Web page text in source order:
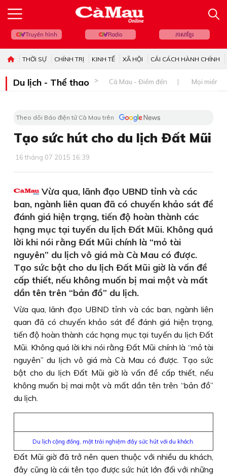
Truyền hình Radio ភាសាខ្មែរ
THỜI SỰ CHÍNH TRỊ KINH TẾ XÃ HỘI CẢI CÁCH HÀNH CHÍNH
Du lịch - Thể thao Cà Mau - Điểm đến Mọi miền
Theo dõi Báo điện tử Cà Mau trên
Tạo sức hút cho du lịch Ðất Mũi
16 tháng 07 2015 16:39
Vừa qua, lãnh đạo UBND tỉnh và các
ban, ngành liên quan đã có chuyến khảo sát để
đánh giá hiện trạng, tiến độ hoàn thành các
hạng mục tại tuyến du lịch Ðất Mũi. Không quá
lời khi nói rằng Ðất Mũi chính là “mỏ tài
nguyên” du lịch vô giá mà Cà Mau có được.
Tạo sức bật cho du lịch Ðất Mũi giờ là vấn đề
cấp thiết, nếu không muốn bị mai một và mất
dần tên trên “bản đồ” du lịch.
Vừa qua, lãnh đạo UBND tỉnh và các ban, ngành liên
quan đã có chuyến khảo sát để đánh giá hiện trạng,
tiến độ hoàn thành các hạng mục tại tuyến du lịch Ðất
Mũi. Không quá lời khi nói rằng Ðất Mũi chính là “mỏ tài
nguyên” du lịch vô giá mà Cà Mau có được. Tạo sức
bật cho du lịch Ðất Mũi giờ là vấn đề cấp thiết, nếu
không muốn bị mai một và mất dần tên trên “bản đồ”
du lịch.
Du lịch cộng đồng, một trải nghiệm đầy sức hút với du khách.
Ðất Mũi giờ đã trở nên quen thuộc với nhiều du khách,
đây cũng là cái tên tạo được sức hút lớn đối với những